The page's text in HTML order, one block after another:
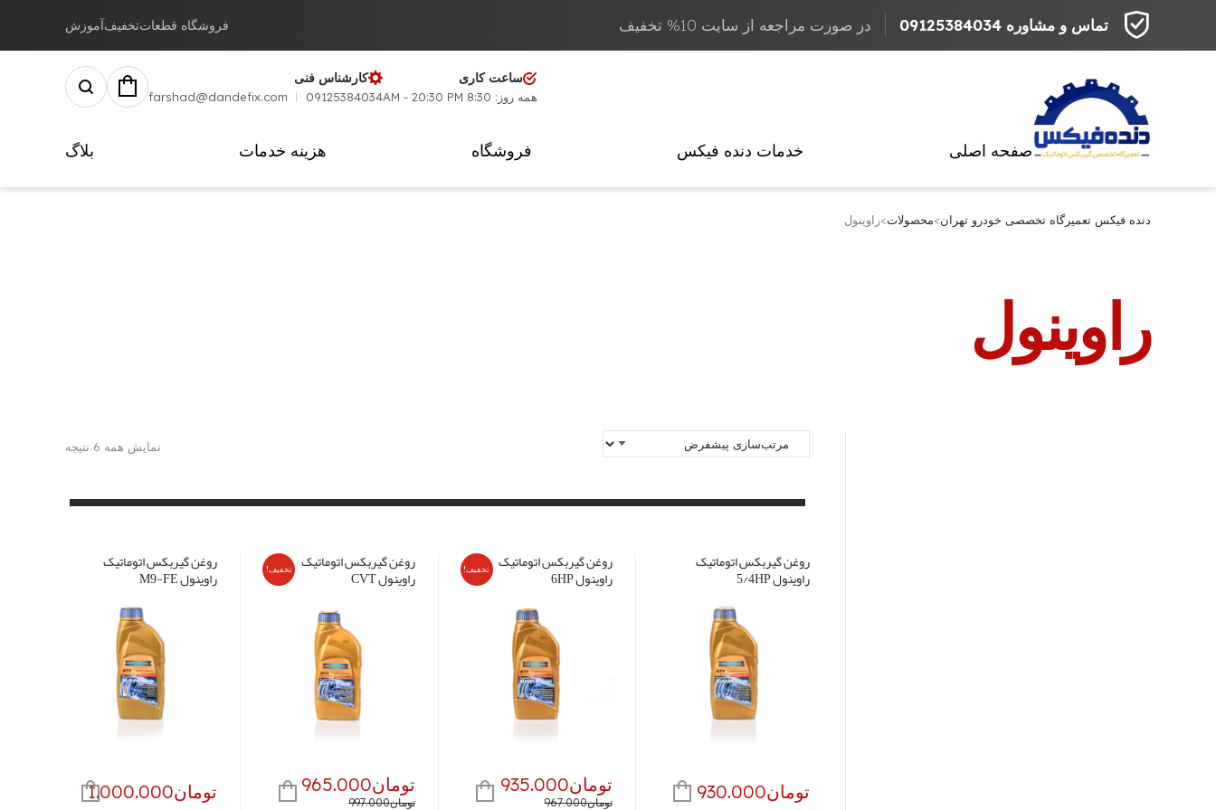
تماس و مشاوره 09125384034 در صورت مراجعه از سایت 10% تخفیف فروشگاه قطعاتتخفیفآموزش
ساعت کاری
همه روز: 8:30 AM - 20:30 PM
کارشناس فنی
09125384034
farshad@dandefix.com
صفحه اصلی خدمات دنده فیکس فروشگاه هزینه خدمات بلاگ
دنده فیکس تعمیرگاه تخصصی خودرو تهران>محصولات>راوینول
راوینول
نمایش همه 6 نتیجه
روغن گیربکس اتوماتیک
راوینول 5/4HP
تومان930.000
تخفیف! روغن گیربکس اتوماتیک
راوینول 6HP
تومان967.000قیمت
تومان935.000
قیمت
تخفیف! روغن گیربکس اتوماتیک
راوینول CVT
تومان997.000قیمت
تومان965.000
قیمت
روغن گیربکس اتوماتیک
راوینول M9-FE
تومان1.000.000